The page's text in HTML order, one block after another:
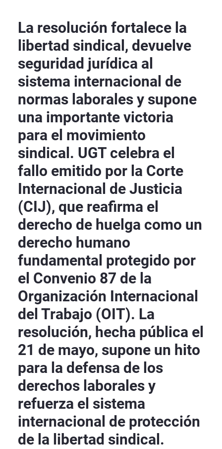
La resolución fortalece la
libertad sindical, devuelve
seguridad jurídica al
sistema internacional de
normas laborales y supone
una importante victoria
para el movimiento
sindical. UGT celebra el
fallo emitido por la Corte
Internacional de Justicia
(CIJ), que reafirma el
derecho de huelga como un
derecho humano
fundamental protegido por
el Convenio 87 de la
Organización Internacional
del Trabajo (OIT). La
resolución, hecha pública el
21 de mayo, supone un hito
para la defensa de los
derechos laborales y
refuerza el sistema
internacional de protección
de la libertad sindical.